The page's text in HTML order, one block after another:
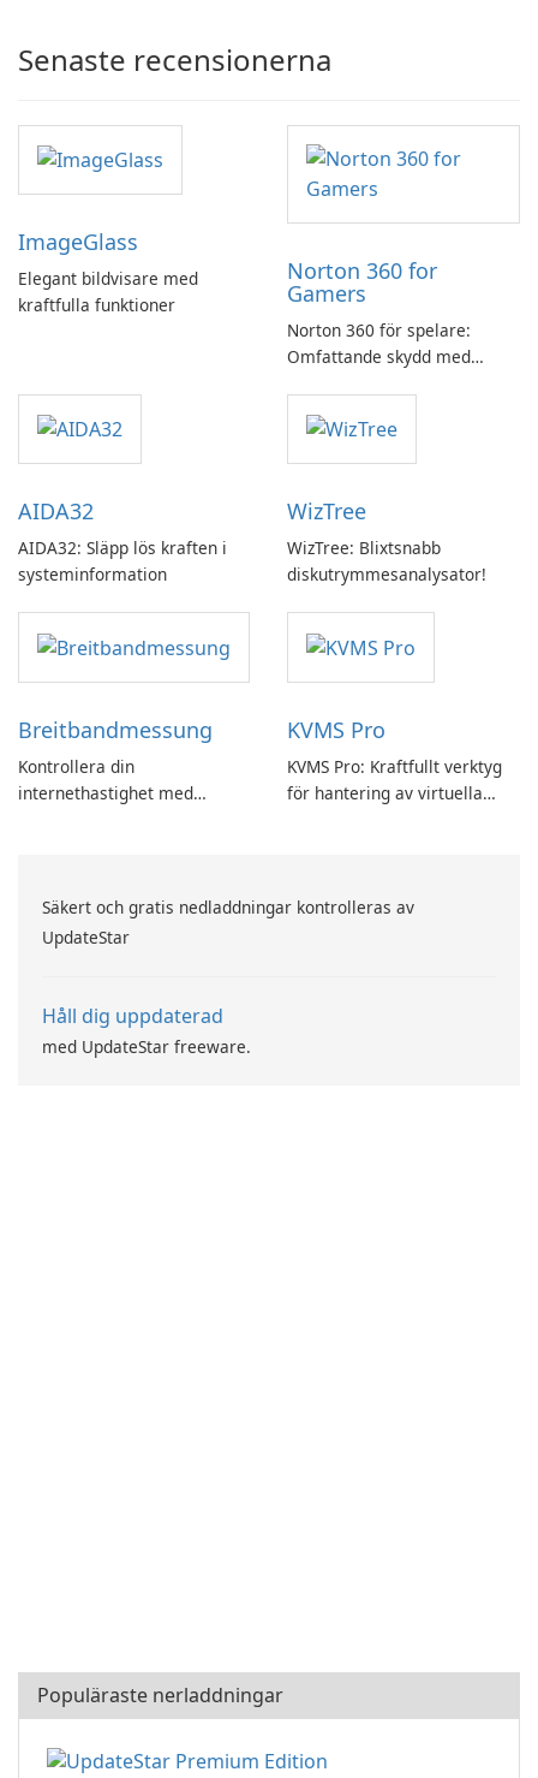
Senaste recensionerna
ImageGlass
Elegant bildvisare med
kraftfulla funktioner
Norton 360 for
Gamers
Norton 360 för spelare:
Omfattande skydd med
AIDA32
AIDA32: Släpp lös kraften i
systeminformation
WizTree
WizTree: Blixtsnabb
diskutrymmesanalysator!
Breitbandmessung
Kontrollera din
internethastighet med
KVMS Pro
KVMS Pro: Kraftfullt verktyg
för hantering av virtuella
Säkert och gratis nedladdningar kontrolleras av
UpdateStar
Håll dig uppdaterad
med UpdateStar freeware.
Populäraste nerladdningar